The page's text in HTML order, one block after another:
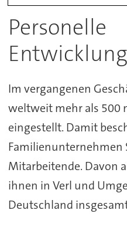
Personelle
Im vergangenen
weltweit mehr als 500
eingestellt. Damit
Familienunternehmen
Mitarbeitende. Davon
ihnen in Verl und
Deutschland